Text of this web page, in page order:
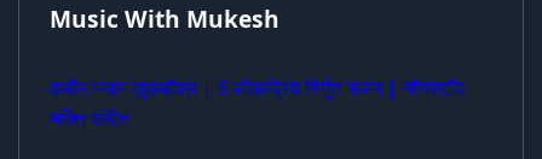
Music With Mukesh
कबीर भजन जुकबॉक्स | 6 लोकप्रिय निर्गुण भजन | नॉनस्टॉप
भक्ति संगीत